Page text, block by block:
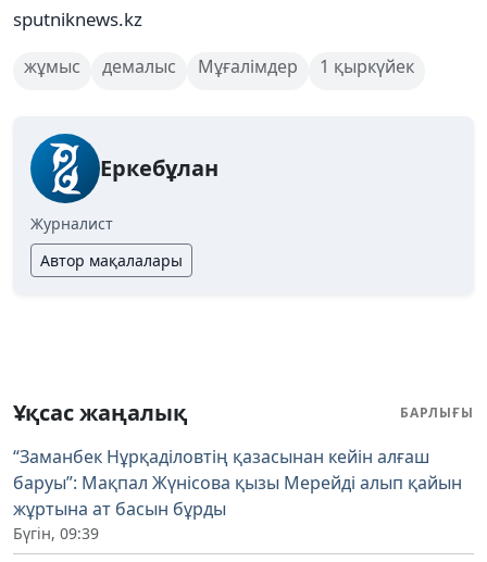
sputniknews.kz
жұмыс демалыс Мұғалімдер 1 қыркүйек
Еркебұлан
Журналист
Автор мақалалары
Ұқсас жаңалық БАРЛЫҒЫ
“Заманбек Нұрқаділовтің қазасынан кейін алғаш
баруы”: Мақпал Жүнісова қызы Мерейді алып қайын
жұртына ат басын бұрды
Бүгін, 09:39